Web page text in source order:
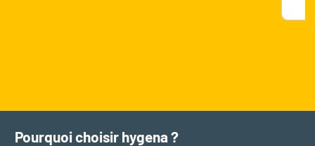
Pourquoi choisir hygena ?